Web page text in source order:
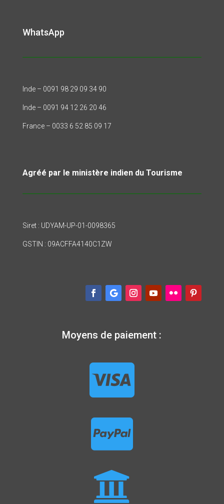
WhatsApp
Inde – 0091 98 29 09 34 90
Inde – 0091 94 12 26 20 46
France – 0033 6 52 85 09 17
Agréé par le ministère indien du Tourisme
Siret : UDYAM-UP-01-0098365
GSTIN : 09ACFFA4140C1ZW
Moyens de paiement :


